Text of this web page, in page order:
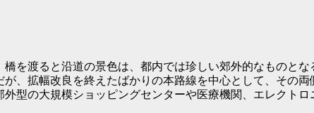
橋を渡ると沿道の景色は、都内では珍しい郊外的なものとな
が、拡幅改良を終えたばかりの本路線を中心として、その
外型の大規模ショッピングセンターや医療機関、エレクト